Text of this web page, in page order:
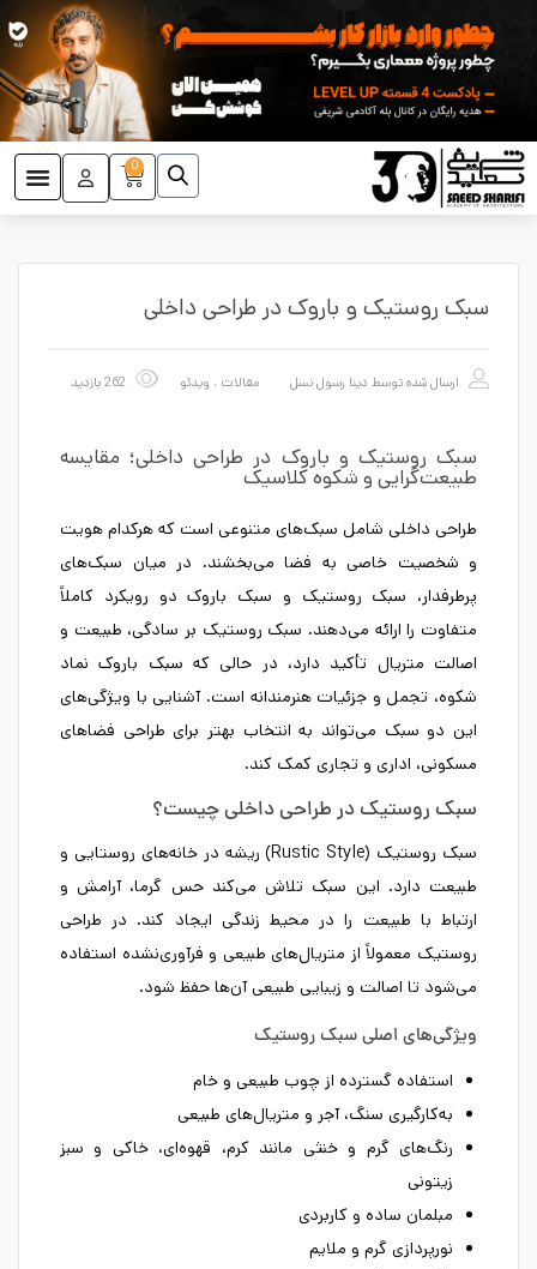
0
سبک روستیک و باروک در طراحی داخلی
ارسال شده توسط دینا رسول نسل مقالات ، ویدئو
سبک روستیک و باروک در طراحی داخلی؛ مقایسه
طبیعت‌گرایی و شکوه کلاسیک
طراحی داخلی شامل سبک‌های متنوعی است که هرکدام هویت
و شخصیت خاصی به فضا می‌بخشند. در میان سبک‌های
پرطرفدار، سبک روستیک و سبک باروک دو رویکرد کاملاً
متفاوت را ارائه می‌دهند. سبک روستیک بر سادگی، طبیعت و
اصالت متریال تأکید دارد، در حالی که سبک باروک نماد
شکوه، تجمل و جزئیات هنرمندانه است. آشنایی با ویژگی‌های
این دو سبک می‌تواند به انتخاب بهتر برای طراحی فضاهای
مسکونی، اداری و تجاری کمک کند.
سبک روستیک در طراحی داخلی چیست؟
سبک روستیک (Rustic Style) ریشه در خانه‌های روستایی و
طبیعت دارد. این سبک تلاش می‌کند حس گرما، آرامش و
ارتباط با طبیعت را در محیط زندگی ایجاد کند. در طراحی
روستیک معمولاً از متریال‌های طبیعی و فرآوری‌نشده استفاده
می‌شود تا اصالت و زیبایی طبیعی آن‌ها حفظ شود.
ویژگی‌های اصلی سبک روستیک
استفاده گسترده از چوب طبیعی و خام
به‌کارگیری سنگ، آجر و متریال‌های طبیعی
رنگ‌های گرم و خنثی مانند کرم، قهوه‌ای، خاکی و سبز
زیتونی
مبلمان ساده و کاربردی
نورپردازی گرم و ملایم